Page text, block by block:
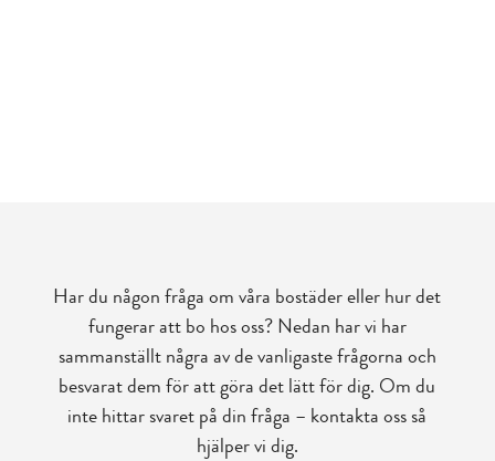
Har du någon fråga om våra bostäder eller hur det
fungerar att bo hos oss? Nedan har vi har
sammanställt några av de vanligaste frågorna och
besvarat dem för att göra det lätt för dig. Om du
inte hittar svaret på din fråga – kontakta oss så
hjälper vi dig.